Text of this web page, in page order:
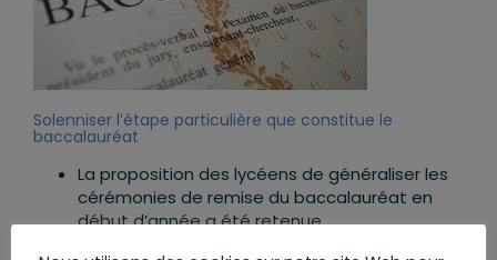
Solenniser l’étape particulière que constitue le
baccalauréat
La proposition des lycéens de généraliser les
cérémonies de remise du baccalauréat en
début d’année a été retenue.